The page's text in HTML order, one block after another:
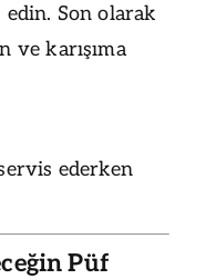
Son olarak
ve karışıma
ederken
Püf